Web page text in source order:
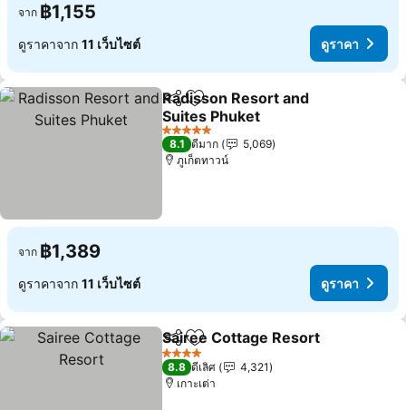
จาก ฿1,155
ดูราคาจาก 11 เว็บไซต์ ดูราคา
แชร์ เพิ่มในรายการโปรด
Radisson Resort and
Suites Phuket
5 ดาว
8.1 ดีมาก
5,069
ภูเก็ตทาวน์
จาก ฿1,389
ดูราคาจาก 11 เว็บไซต์ ดูราคา
แชร์ เพิ่มในรายการโปรด
Sairee Cottage Resort
4 ดาว
8.8 ดีเลิศ
4,321
เกาะเต่า